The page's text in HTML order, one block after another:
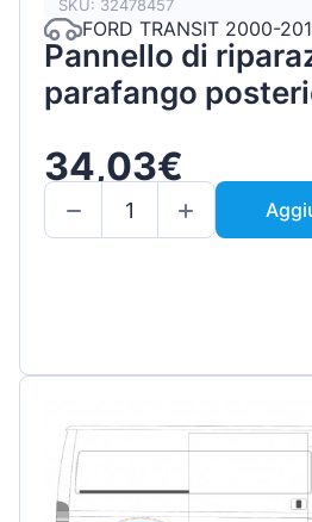
SKU: 32478457
FORD TRANSIT 2000-
Pannello di
parafango
34,03€